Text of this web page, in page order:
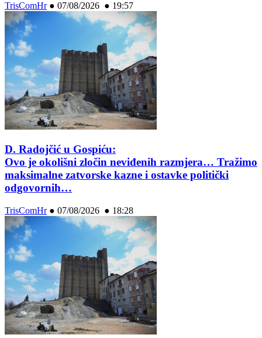
TrisComHr● 07/08/2026 ● 19:57
D. Radojčić u Gospiću:
Ovo je okolišni zločin neviđenih razmjera… Tražimo
maksimalne zatvorske kazne i ostavke politički
odgovornih…
TrisComHr● 07/08/2026 ● 18:28